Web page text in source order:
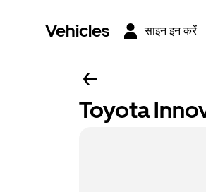
Vehicles साइन इन करें
Toyota